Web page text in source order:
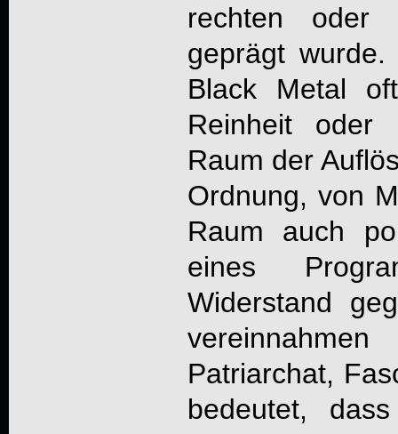
rechten oder
geprägt
Black Metal
Reinheit oder
Raum der
Ordnung, von
Raum auch
eines
Widerstand
Patriarchat,
bedeutet,